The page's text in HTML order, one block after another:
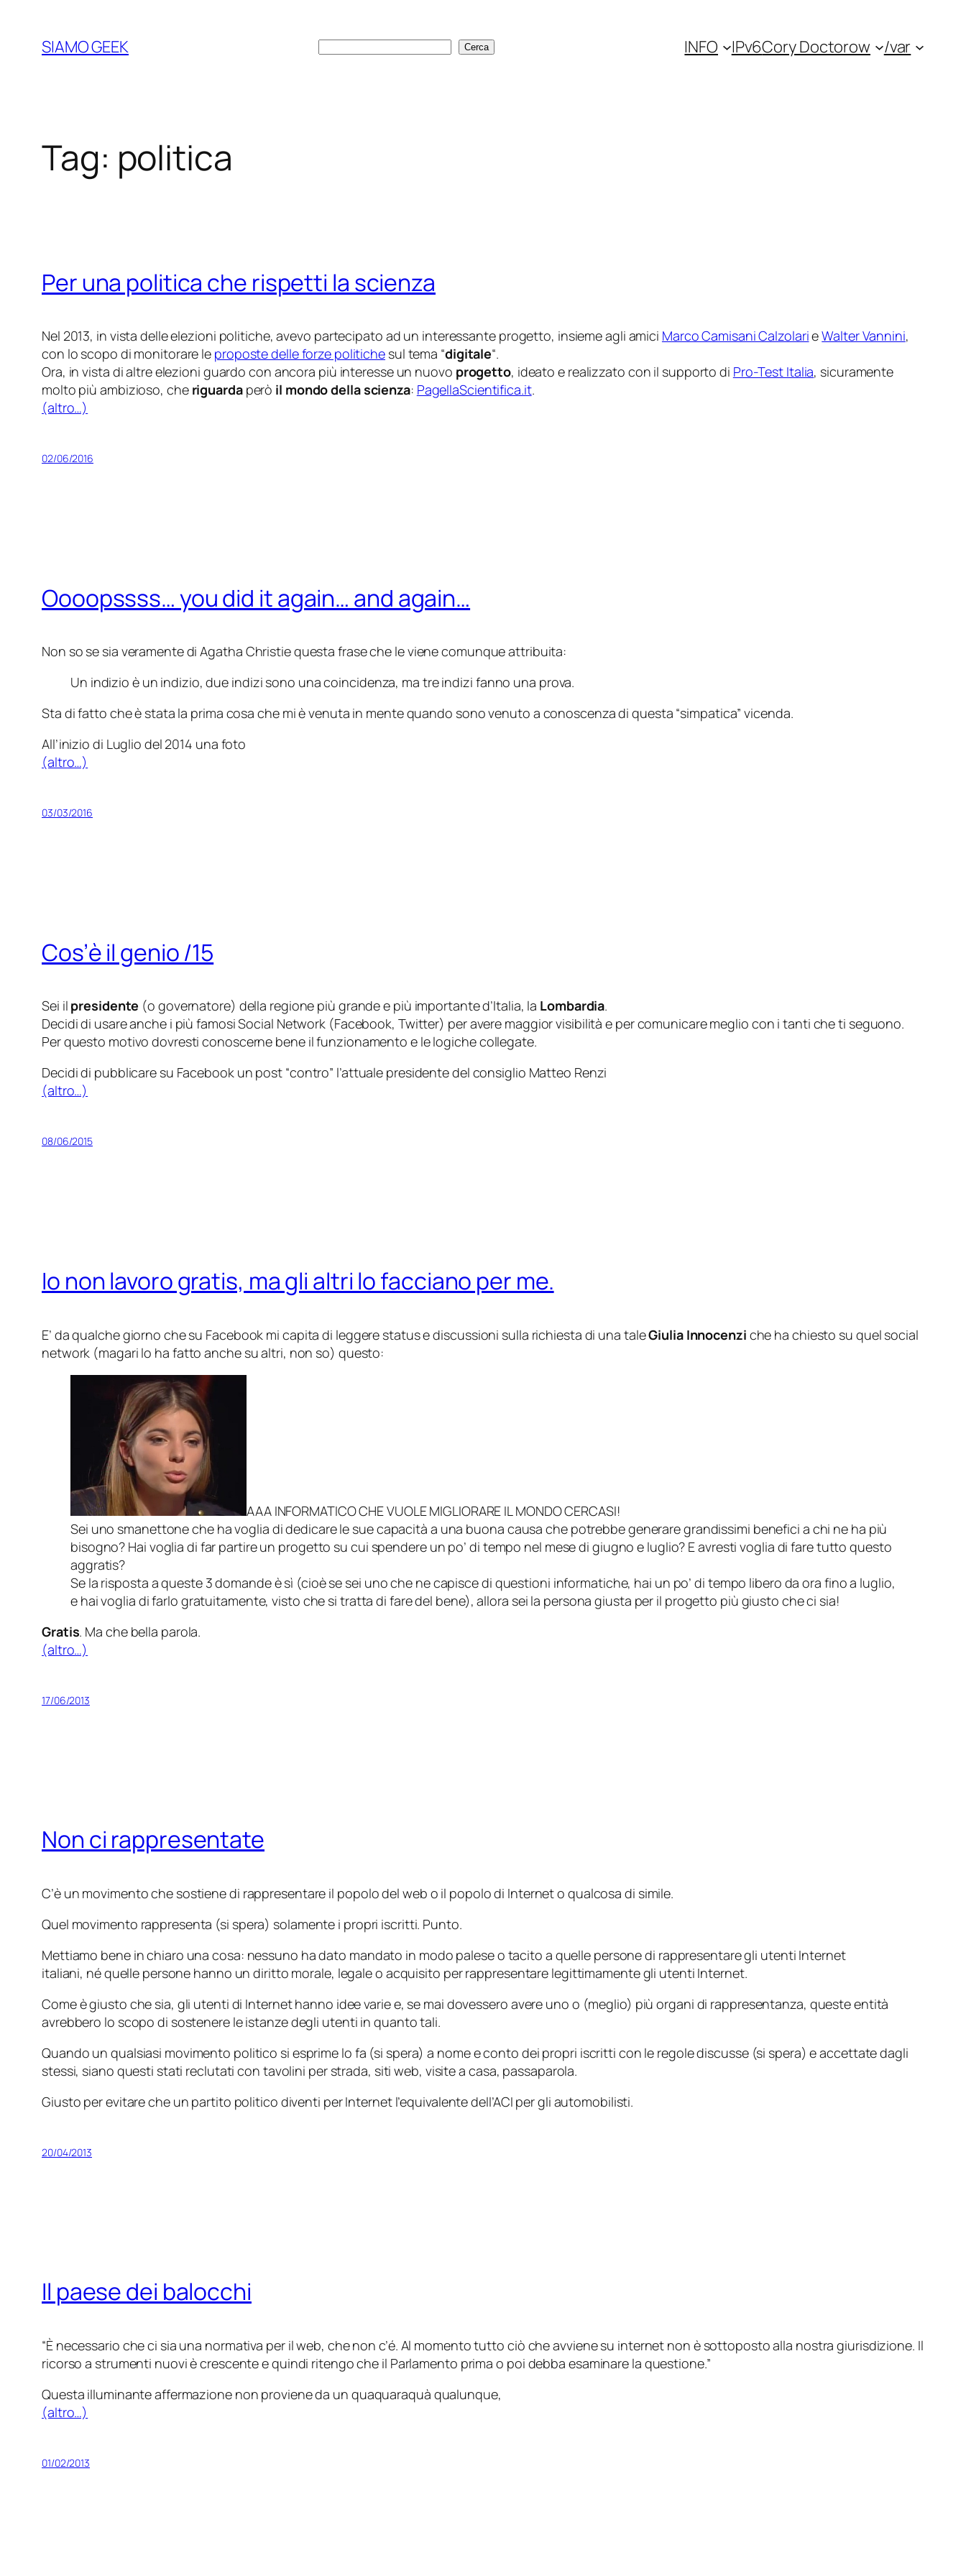
contenuto
SIAMO GEEK Cerca Cerca INFO IPv6Cory Doctorow /var
Tag: politica
Per una politica che rispetti la scienza
Nel 2013, in vista delle elezioni politiche, avevo partecipato ad un interessante progetto, insieme agli amici Marco Camisani CalzolarieWalter Vannini,
con lo scopo di monitorare le proposte delle forze politiche sul tema “digitale“.
Ora, in vista di altre elezioni guardo con ancora più interesse un nuovo progetto, ideato e realizzato con il supporto di Pro-Test Italia, sicuramente
molto più ambizioso, che riguardaperò il mondo della scienza: PagellaScientifica.it.
(altro…)
02/06/2016
Oooopssss… you did it again… and again…
Non so se sia veramente diAgatha Christiequesta frase che le viene comunque attribuita:
Un indizio è un indizio, due indizi sono una coincidenza, ma tre indizi fanno una prova.
Sta di fatto che è stata la prima cosa che mi è venuta in mente quando sono venuto a conoscenza di questa “simpatica” vicenda.
All’inizio di Luglio del 2014 una foto
(altro…)
03/03/2016
Cos’è il genio /15
Sei il presidente (o governatore) della regione più grande e più importante d’Italia, la Lombardia.
Decidi di usare anche i più famosi Social Network (Facebook, Twitter) per avere maggior visibilità e per comunicare meglio con i tanti che ti seguono.
Per questo motivo dovresti conoscerne bene il funzionamento e le logiche collegate.
Decidi di pubblicare su Facebook un post “contro” l’attuale presidente del consiglio Matteo Renzi
(altro…)
08/06/2015
Io non lavoro gratis, ma gli altri lo facciano per me.
E’ da qualche giorno che su Facebook mi capita di leggere status e discussioni sulla richiesta di una taleGiulia Innocenzi che ha chiesto su quel social
network (magari lo ha fatto anche su altri, non so) questo:
AAA INFORMATICO CHE VUOLE MIGLIORARE IL MONDO CERCASI!
Sei uno smanettone che ha voglia di dedicare le sue capacità a una buona causa che potrebbe generare grandissimi benefici a chi ne ha più
bisogno? Hai voglia di far partire un progetto su cui spendere un po’ di tempo nel mese di giugno e luglio? E avresti voglia di fare tutto questo
aggratis?
Se la risposta a queste 3 domande è sì (cioè se sei uno che ne capisce di questioni informatiche, hai un po’ di tempo libero da ora fino a luglio,
e hai voglia di farlo gratuitamente, visto che si tratta di fare del bene), allora sei la persona giusta per il progetto più giusto che ci sia!
Gratis. Ma che bella parola.
(altro…)
17/06/2013
Non ci rappresentate
C’è un movimento che sostiene di rappresentare il popolo del web o il popolo di Interneto qualcosa di simile.
Quel movimento rappresenta (si spera) solamente i propri iscritti. Punto.
Mettiamo bene in chiaro una cosa: nessuno ha dato mandato in modo palese o tacito a quelle persone di rappresentare gli utenti Internet
italiani, né quelle persone hanno un diritto morale, legale o acquisito per rappresentare legittimamente gli utenti Internet.
Come è giusto che sia, gli utenti di Internet hanno idee varie e, se mai dovessero avere uno o (meglio) più organi di rappresentanza, queste entità
avrebbero lo scopo di sostenere le istanze degli utenti in quanto tali.
Quando un qualsiasi movimento politico si esprime lo fa (si spera) a nome e conto dei propri iscritti con le regole discusse (si spera) e accettate dagli
stessi, siano questi stati reclutati con tavolini per strada, siti web, visite a casa, passaparola.
Giusto per evitare che un partito politico diventi per Internet l’equivalente dell’ACI per gli automobilisti.
20/04/2013
Il paese dei balocchi
“È necessario che ci sia una normativa per il web, che non c’é. Al momento tutto ciò che avviene su internet non è sottoposto alla nostra giurisdizione. Il
ricorso a strumenti nuovi è crescente e quindi ritengo che il Parlamento prima o poi debba esaminare la questione.”
Questa illuminante affermazione non proviene da un quaquaraquà qualunque,
(altro…)
01/02/2013